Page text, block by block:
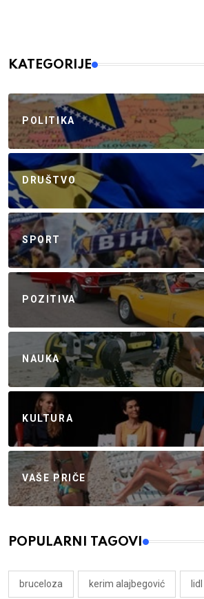
KATEGORIJE
POLITIKA
DRUŠTVO
SPORT
POZITIVA
NAUKA
KULTURA
VAŠE PRIČE
POPULARNI TAGOVI
bruceloza kerim alajbegović lidl